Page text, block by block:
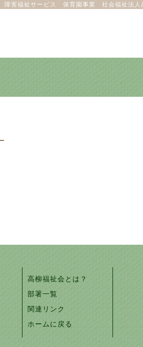
障害福祉サービス 保育園事業 社会福祉法人
高柳福祉会とは？
部署一覧
関連リンク
ホームに戻る